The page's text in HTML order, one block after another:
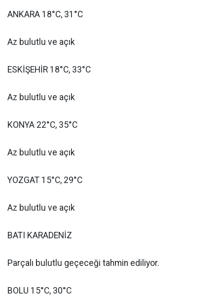
ANKARA 18°C, 31°C
Az bulutlu ve açık
ESKİŞEHİR 18°C, 33°C
Az bulutlu ve açık
KONYA 22°C, 35°C
Az bulutlu ve açık
YOZGAT 15°C, 29°C
Az bulutlu ve açık
BATI KARADENİZ
Parçalı bulutlu geçeceği tahmin ediliyor.
BOLU 15°C, 30°C